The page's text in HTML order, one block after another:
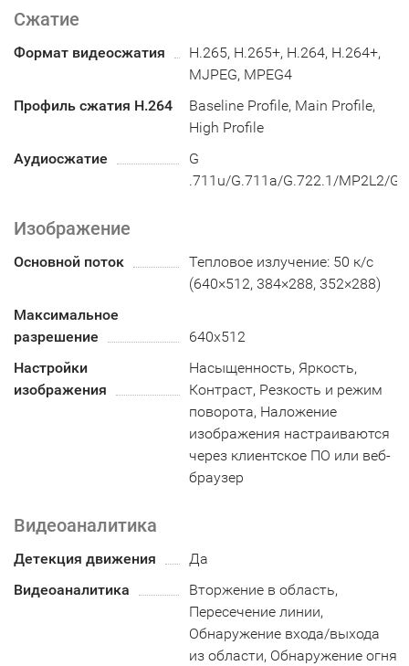
Сжатие
Формат видеосжатия
H.265, H.265+, H.264, H.264+,
MJPEG, MPEG4
Профиль сжатия H.264
Baseline Profile, Main Profile,
High Profile
Аудиосжатие
G
.711u/G.711a/G.722.1/MP2L2/
Изображение
Основной поток
Тепловое излучение: 50 к/с
(640×512, 384×288, 352×288)
Максимальное
разрешение
640х512
Настройки
изображения
Насыщенность, Яркость,
Контраст, Резкость и режим
поворота, Наложение
изображения настраиваются
через клиентское ПО или веб-
браузер
Видеоаналитика
Детекция движения
Да
Видеоаналитика
Вторжение в область,
Пересечение линии,
Обнаружение входа/выхода
из области, Обнаружение огня